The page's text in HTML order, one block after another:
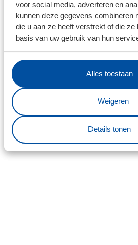
voor social media, adverteren en
kunnen deze gegevens combineren
die u aan ze heeft verstrekt of die ze
basis van uw gebruik van hun
Alles toestaan
Weigeren
Details tonen